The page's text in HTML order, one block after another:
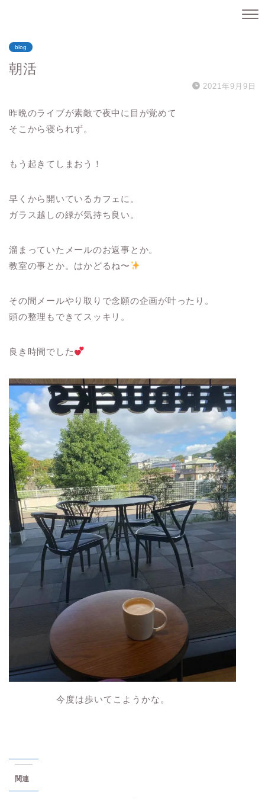
blog
朝活
2021年9月9日
昨晩のライブが素敵で夜中に目が覚めて
そこから寝られず。
もう起きてしまおう！
早くから開いているカフェに。
ガラス越しの緑が気持ち良い。
溜まっていたメールのお返事とか。
教室の事とか。はかどるね〜
その間メールやり取りで念願の企画が叶ったり。
頭の整理もできてスッキリ。
良き時間でした
今度は歩いてこようかな。
関連